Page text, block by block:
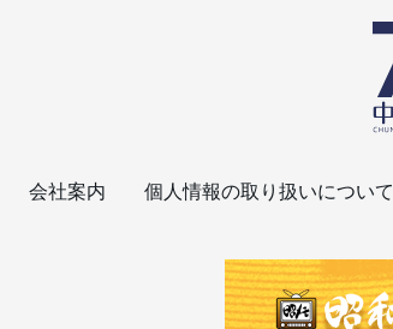
会社案内 個人情報の取り扱いについて